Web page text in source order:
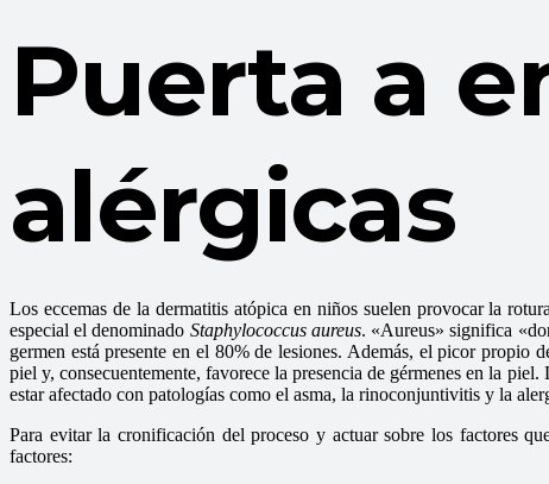
Puerta a
alérgicas
Los eccemas de la dermatitis atópica en niños suelen provocar la
especial el denominado Staphylococcus aureus. «Aureus» significa
germen está presente en el 80% de lesiones. Además, el picor propio
piel y, consecuentemente, favorece la presencia de gérmenes en la
estar afectado con patologías como el asma, la rinoconjuntivitis y la
Para evitar la cronificación del proceso y actuar sobre los factores
factores: